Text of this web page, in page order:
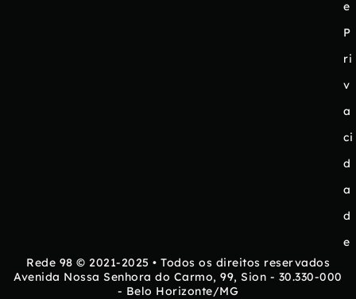
e
P
ri
v
a
ci
d
a
d
e
Rede 98 © 2021-2025 • Todos os direitos reservados
Avenida Nossa Senhora do Carmo, 99, Sion - 30.330-000
- Belo Horizonte/MG